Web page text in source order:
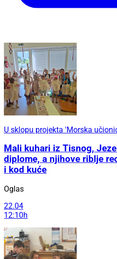
U sklopu projekta 'Morska
Mali kuhari iz Tisnog,
diplome, a njihove riblje
i kod kuće
Oglas
22.04
12:10h